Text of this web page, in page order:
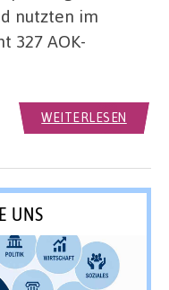
nutzten im
327 AOK-
WEITERLESEN
UNS